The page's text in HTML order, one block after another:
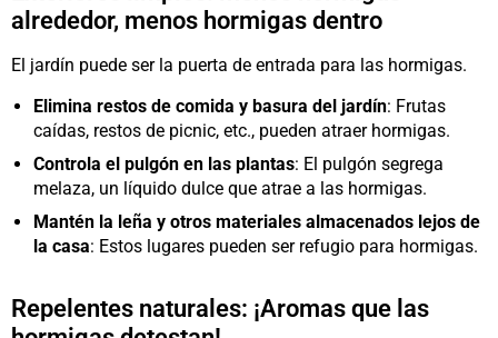
alrededor, menos hormigas dentro
El jardín puede ser la puerta de entrada para las hormigas.
Elimina restos de comida y basura del jardín: Frutas
caídas, restos de picnic, etc., pueden atraer hormigas.
Controla el pulgón en las plantas: El pulgón segrega
melaza, un líquido dulce que atrae a las hormigas.
Mantén la leña y otros materiales almacenados lejos de
la casa: Estos lugares pueden ser refugio para hormigas.
Repelentes naturales: ¡Aromas que las